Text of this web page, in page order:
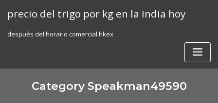
precio del trigo por kg en la india hoy
después del horario comercial hkex
Category Speakman49590